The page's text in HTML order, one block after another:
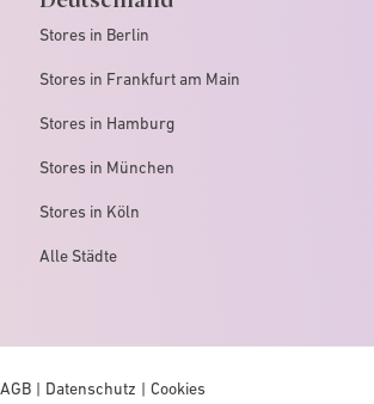
Stores in Berlin
Stores in Frankfurt am Main
Stores in Hamburg
Stores in München
Stores in Köln
Alle Städte
AGB Datenschutz Cookies